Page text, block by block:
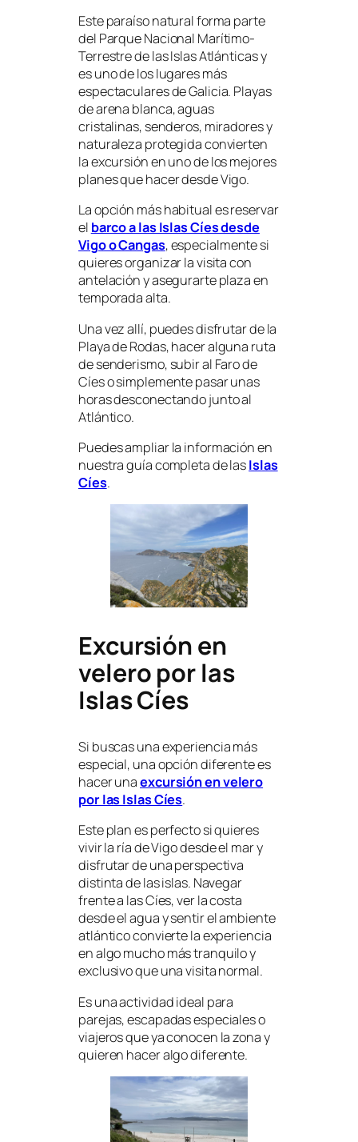
Este paraíso natural forma parte
del Parque Nacional Marítimo-
Terrestre de las Islas Atlánticas y
es uno de los lugares más
espectaculares de Galicia. Playas
de arena blanca, aguas
cristalinas, senderos, miradores y
naturaleza protegida convierten
la excursión en uno de los mejores
planes que hacer desde Vigo.
La opción más habitual es reservar
el barco a las Islas Cíes desde
Vigo o Cangas, especialmente si
quieres organizar la visita con
antelación y asegurarte plaza en
temporada alta.
Una vez allí, puedes disfrutar de la
Playa de Rodas, hacer alguna ruta
de senderismo, subir al Faro de
Cíes o simplemente pasar unas
horas desconectando junto al
Atlántico.
Puedes ampliar la información en
nuestra guía completa de lasIslas
Cíes.
Excursión en
velero por las
Islas Cíes
Si buscas una experiencia más
especial, una opción diferente es
hacer unaexcursión en velero
por las Islas Cíes.
Este plan es perfecto si quieres
vivir la ría de Vigo desde el mar y
disfrutar de una perspectiva
distinta de las islas. Navegar
frente a las Cíes, ver la costa
desde el agua y sentir el ambiente
atlántico convierte la experiencia
en algo mucho más tranquilo y
exclusivo que una visita normal.
Es una actividad ideal para
parejas, escapadas especiales o
viajeros que ya conocen la zona y
quieren hacer algo diferente.